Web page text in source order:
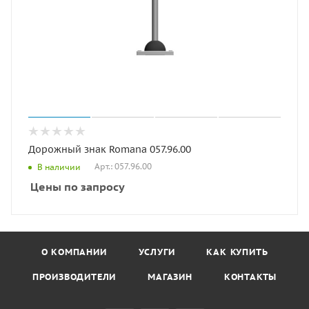
Дорожный знак Romana 057.96.00
В наличии Арт.: 057.96.00
Цены по запросу
О КОМПАНИИ УСЛУГИ КАК КУПИТЬ
ПРОИЗВОДИТЕЛИ МАГАЗИН КОНТАКТЫ